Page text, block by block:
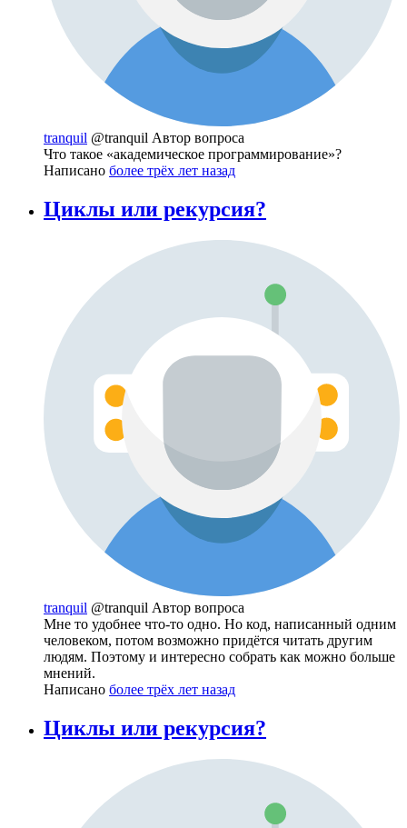
tranquil @tranquil Автор вопроса
Что такое «академическое программирование»?
Написано более трёх лет назад
Циклы или рекурсия?
tranquil @tranquil Автор вопроса
Мне то удобнее что-то одно. Но код, написанный одним
человеком, потом возможно придётся читать другим
людям. Поэтому и интересно собрать как можно больше
мнений.
Написано более трёх лет назад
Циклы или рекурсия?